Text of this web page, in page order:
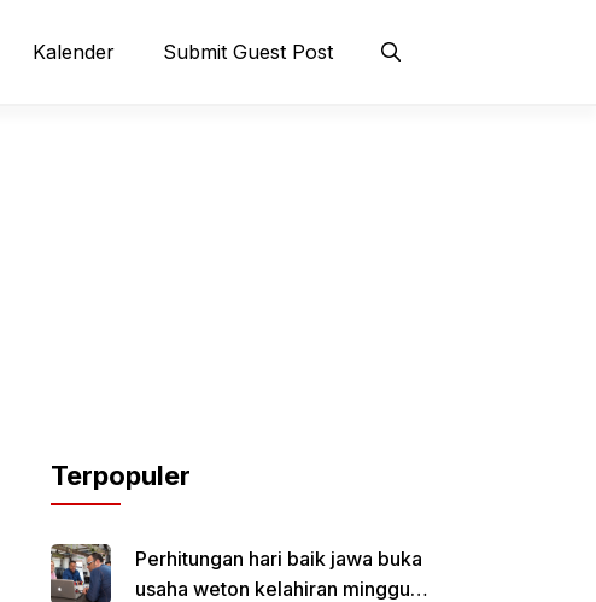
Kalender Submit Guest Post
Terpopuler
Perhitungan hari baik jawa buka
usaha weton kelahiran minggu